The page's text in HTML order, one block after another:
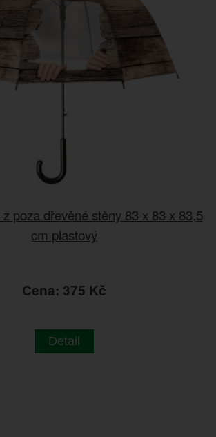
poza dřevěné stěny 83 x 83 x 83,5
cm plastový
Cena: 375 Kč
Detail